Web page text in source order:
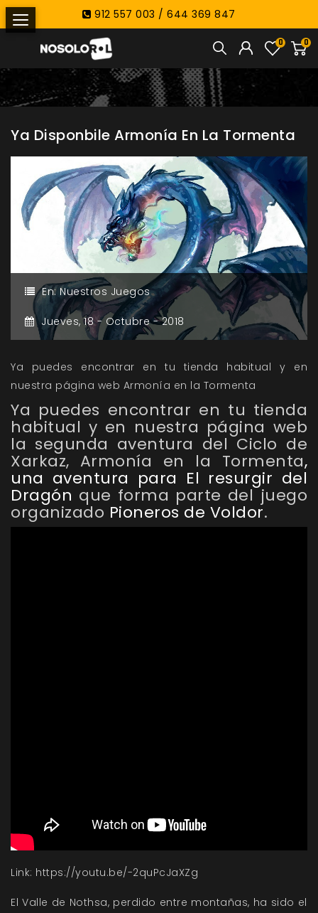
912 557 003 / 644 369 847
0
0
Ya Disponbile Armonía En La Tormenta
En: Nuestros Juegos
Jueves,18 - Octubre -2018
Ya puedes encontrar en tu tienda habitual y en
nuestra página web Armonía en la Tormenta
Ya puedes encontrar en tu tienda
habitual y en nuestra página web
la segunda aventura del Ciclo de
Xarkaz, Armonía en la Tormenta,
una aventura para El resurgir del
Dragón que forma parte del juego
organizado Pioneros de Voldor.
Link: https://youtu.be/-2quPcJaXZg
El Valle de Nothsa, perdido entre montañas, ha sido el